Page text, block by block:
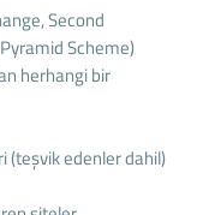
Second
Scheme)
herhangi bir
(teşvik edenler dahil)